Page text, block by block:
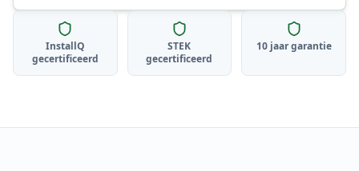
InstallQ
gecertificeerd
STEK
gecertificeerd
10 jaar garantie